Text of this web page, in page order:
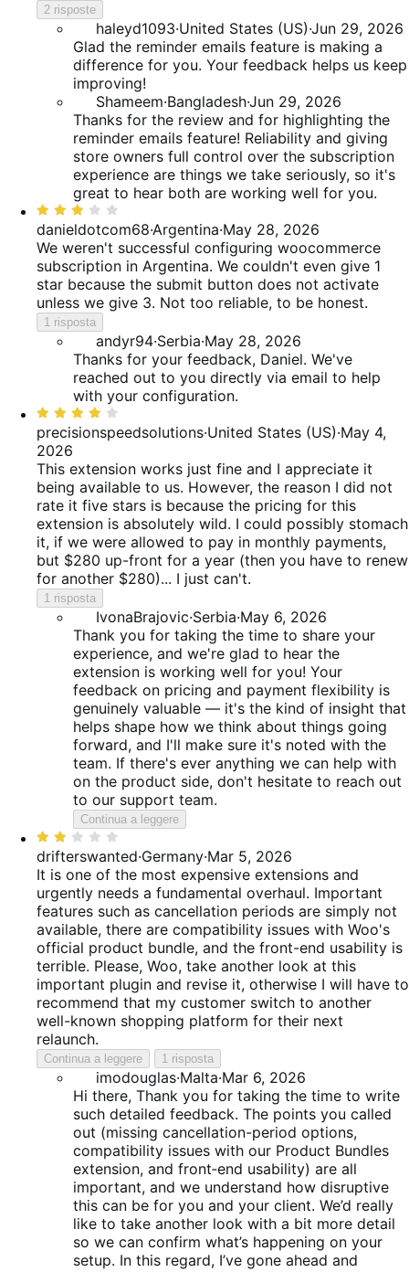
2 risposte
haleyd1093·United States (US)·Jun 29, 2026
Glad the reminder emails feature is making a
difference for you. Your feedback helps us keep
improving!
Shameem·Bangladesh·Jun 29, 2026
Thanks for the review and for highlighting the
reminder emails feature! Reliability and giving
store owners full control over the subscription
experience are things we take seriously, so it's
great to hear both are working well for you.
Valutato
3
su
5
danieldotcom68·Argentina·May 28, 2026
We weren't successful configuring woocommerce
subscription in Argentina. We couldn't even give 1
star because the submit button does not activate
unless we give 3. Not too reliable, to be honest.
1 risposta
andyr94·Serbia·May 28, 2026
Thanks for your feedback, Daniel. We've
reached out to you directly via email to help
with your configuration.
Valutato
4
su
5
precisionspeedsolutions·United States (US)·May 4,
2026
This extension works just fine and I appreciate it
being available to us. However, the reason I did not
rate it five stars is because the pricing for this
extension is absolutely wild. I could possibly stomach
it, if we were allowed to pay in monthly payments,
but $280 up-front for a year (then you have to renew
for another $280)... I just can't.
1 risposta
IvonaBrajovic·Serbia·May 6, 2026
Thank you for taking the time to share your
experience, and we're glad to hear the
extension is working well for you! Your
feedback on pricing and payment flexibility is
genuinely valuable — it's the kind of insight that
helps shape how we think about things going
forward, and I'll make sure it's noted with the
team. If there's ever anything we can help with
on the product side, don't hesitate to reach out
to our support team.
Continua a leggere
Valutato
2
su
5
drifterswanted·Germany·Mar 5, 2026
It is one of the most expensive extensions and
urgently needs a fundamental overhaul. Important
features such as cancellation periods are simply not
available, there are compatibility issues with Woo's
official product bundle, and the front-end usability is
terrible. Please, Woo, take another look at this
important plugin and revise it, otherwise I will have to
recommend that my customer switch to another
well-known shopping platform for their next
relaunch.
Continua a leggere 1 risposta
imodouglas·Malta·Mar 6, 2026
Hi there, Thank you for taking the time to write
such detailed feedback. The points you called
out (missing cancellation-period options,
compatibility issues with our Product Bundles
extension, and front‑end usability) are all
important, and we understand how disruptive
this can be for you and your client. We’d really
like to take another look with a bit more detail
so we can confirm what’s happening on your
setup. In this regard, I’ve gone ahead and